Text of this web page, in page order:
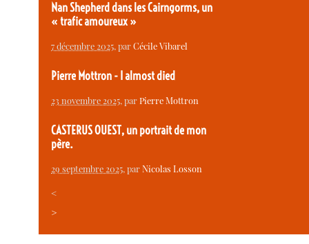
Nan Shepherd dans les Cairngorms, un
« trafic amoureux »
7 décembre 2025, parCécile Vibarel
Pierre Mottron - I almost died
23 novembre 2025, parPierre Mottron
CASTERUS OUEST, un portrait de mon
père.
29 septembre 2025, parNicolas Losson
<
>